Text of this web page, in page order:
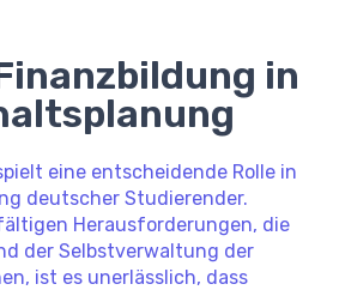
in
eine entscheidende Rolle in
deutscher Studierender.
Herausforderungen, die
der Selbstverwaltung der
ist es unerlässlich, dass